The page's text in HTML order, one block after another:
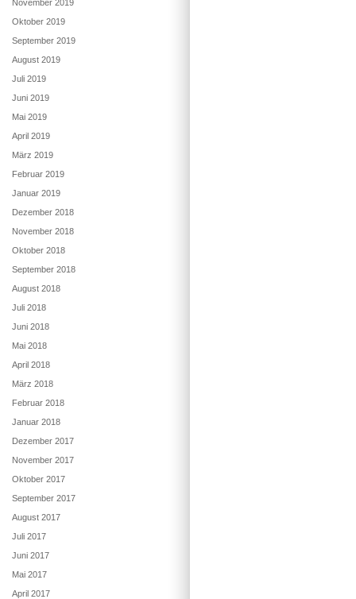
November 2019
Oktober 2019
September 2019
August 2019
Juli 2019
Juni 2019
Mai 2019
April 2019
März 2019
Februar 2019
Januar 2019
Dezember 2018
November 2018
Oktober 2018
September 2018
August 2018
Juli 2018
Juni 2018
Mai 2018
April 2018
März 2018
Februar 2018
Januar 2018
Dezember 2017
November 2017
Oktober 2017
September 2017
August 2017
Juli 2017
Juni 2017
Mai 2017
April 2017